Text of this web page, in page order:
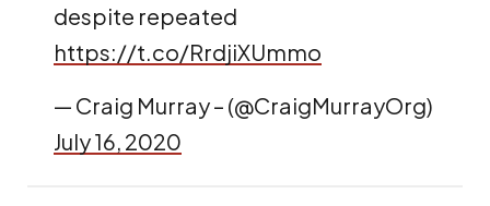
despite repeated
https://t.co/RrdjiXUmmo
— Craig Murray – (@CraigMurrayOrg)
July 16, 2020